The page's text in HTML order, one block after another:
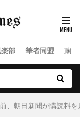
部 筆者同盟 政
、朝日新聞が購読料